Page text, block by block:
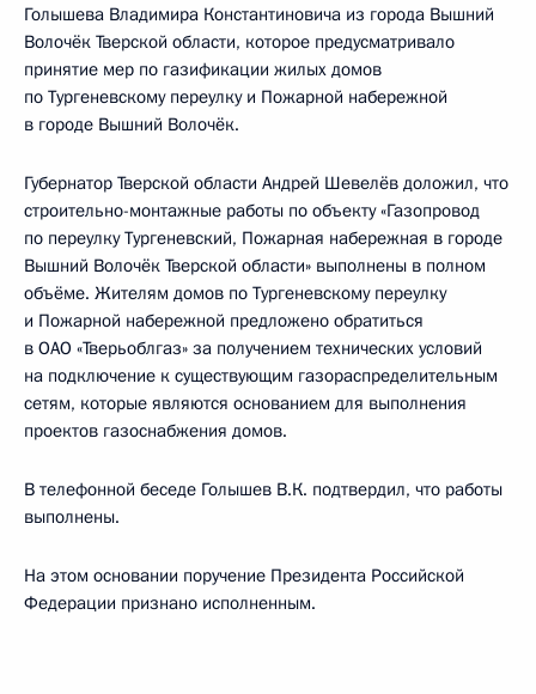
Голышева Владимира Константиновича из города Вышний
Волочёк Тверской области, которое предусматривало
принятие мер по газификации жилых домов
по Тургеневскому переулку и Пожарной набережной
в городе Вышний Волочёк.
Губернатор Тверской области Андрей Шевелёв доложил, что
строительно-монтажные работы по объекту «Газопровод
по переулку Тургеневский, Пожарная набережная в городе
Вышний Волочёк Тверской области» выполнены в полном
объёме. Жителям домов по Тургеневскому переулку
и Пожарной набережной предложено обратиться
в ОАО «Тверьоблгаз» за получением технических условий
на подключение к существующим газораспределительным
сетям, которые являются основанием для выполнения
проектов газоснабжения домов.
В телефонной беседе Голышев В.К. подтвердил, что работы
выполнены.
На этом основании поручение Президента Российской
Федерации признано исполненным.